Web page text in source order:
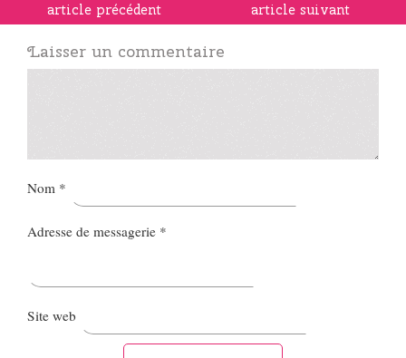
article précédent article suivant
Laisser un commentaire
Nom *
Adresse de messagerie *
Site web